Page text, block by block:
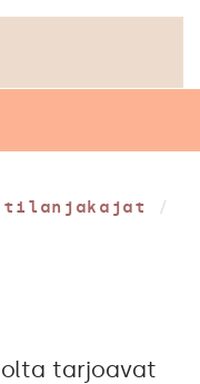
tilanjakajat
/
tarjoavat